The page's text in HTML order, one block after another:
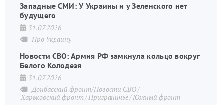
Западные СМИ: У Украины и у Зеленского нет
будущего
31.07.2026
Про Украину
Новости СВО: Армия РФ замкнула кольцо вокруг
Белого Колодезя
31.07.2026
Донбасский фронт/Новости СВО
Харьковский фронт Приграничье Южный фронт